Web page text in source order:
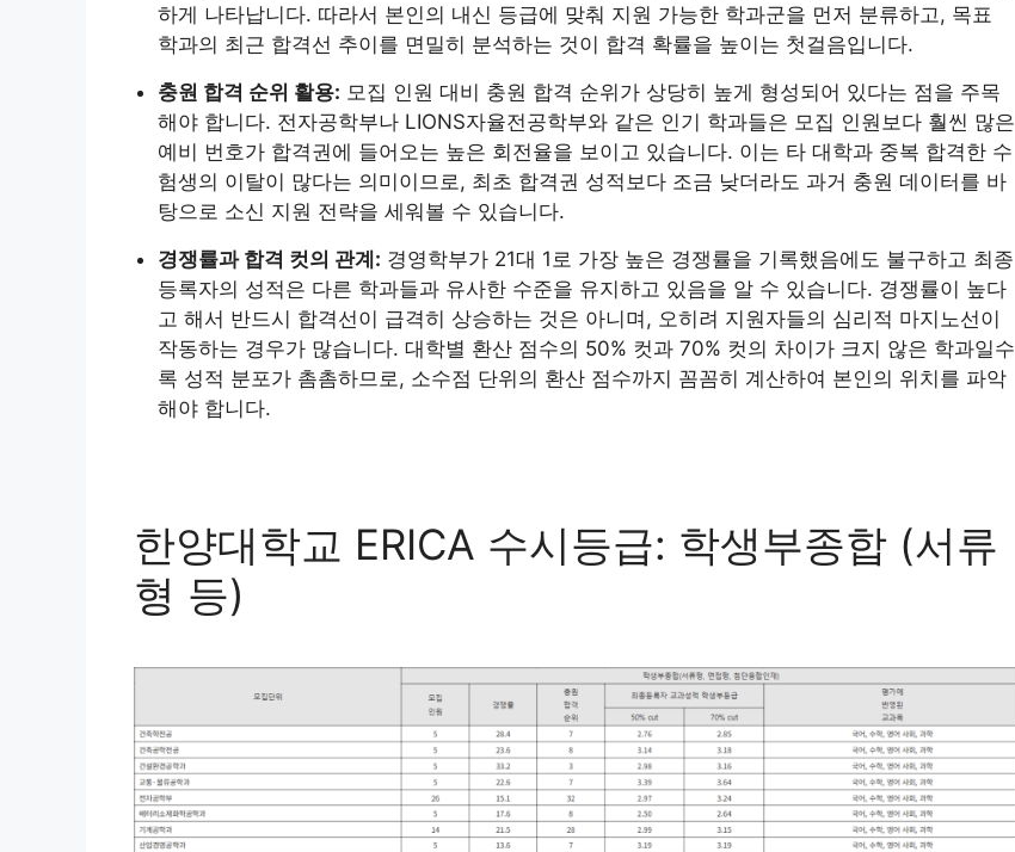
하게 나타납니다. 따라서 본인의 내신 등급에 맞춰 지원 가능한 학과군을 먼저 분류하고, 목표
학과의 최근 합격선 추이를 면밀히 분석하는 것이 합격 확률을 높이는 첫걸음입니다.
충원 합격 순위 활용: 모집 인원 대비 충원 합격 순위가 상당히 높게 형성되어 있다는 점을 주목
해야 합니다. 전자공학부나 LIONS자율전공학부와 같은 인기 학과들은 모집 인원보다 훨씬 많은
예비 번호가 합격권에 들어오는 높은 회전율을 보이고 있습니다. 이는 타 대학과 중복 합격한 수
험생의 이탈이 많다는 의미이므로, 최초 합격권 성적보다 조금 낮더라도 과거 충원 데이터를 바
탕으로 소신 지원 전략을 세워볼 수 있습니다.
경쟁률과 합격 컷의 관계: 경영학부가 21대 1로 가장 높은 경쟁률을 기록했음에도 불구하고 최종
등록자의 성적은 다른 학과들과 유사한 수준을 유지하고 있음을 알 수 있습니다. 경쟁률이 높다
고 해서 반드시 합격선이 급격히 상승하는 것은 아니며, 오히려 지원자들의 심리적 마지노선이
작동하는 경우가 많습니다. 대학별 환산 점수의 50% 컷과 70% 컷의 차이가 크지 않은 학과일수
록 성적 분포가 촘촘하므로, 소수점 단위의 환산 점수까지 꼼꼼히 계산하여 본인의 위치를 파악
해야 합니다.
한양대학교 ERICA 수시등급: 학생부종합 (서류
형 등)